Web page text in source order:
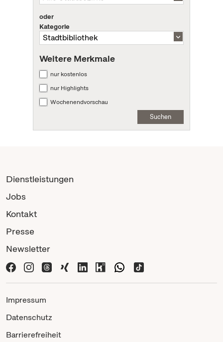
oder
Kategorie
Weitere Merkmale
nur kostenlos
nur Highlights
Wochenendvorschau
Suchen
Dienstleistungen
Jobs
Kontakt
Presse
Newsletter
Impressum
Datenschutz
Barrierefreiheit